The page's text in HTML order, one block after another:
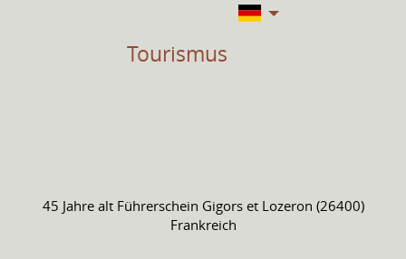
Tourismus
45 Jahre alt Führerschein Gigors et Lozeron (26400)
Frankreich